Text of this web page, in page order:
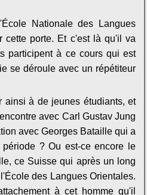
Nationale des Langues
cette porte. Et c'est là qu'il va
participent à ce cours qui est
se déroule avec un répétiteur
ainsi à de jeunes étudiants, et
avec Carl Gustav Jung
avec Georges Bataille qui a
? Ou est-ce encore le
ce Suisse qui après un long
des Langues Orientales.
à cet homme qu'il